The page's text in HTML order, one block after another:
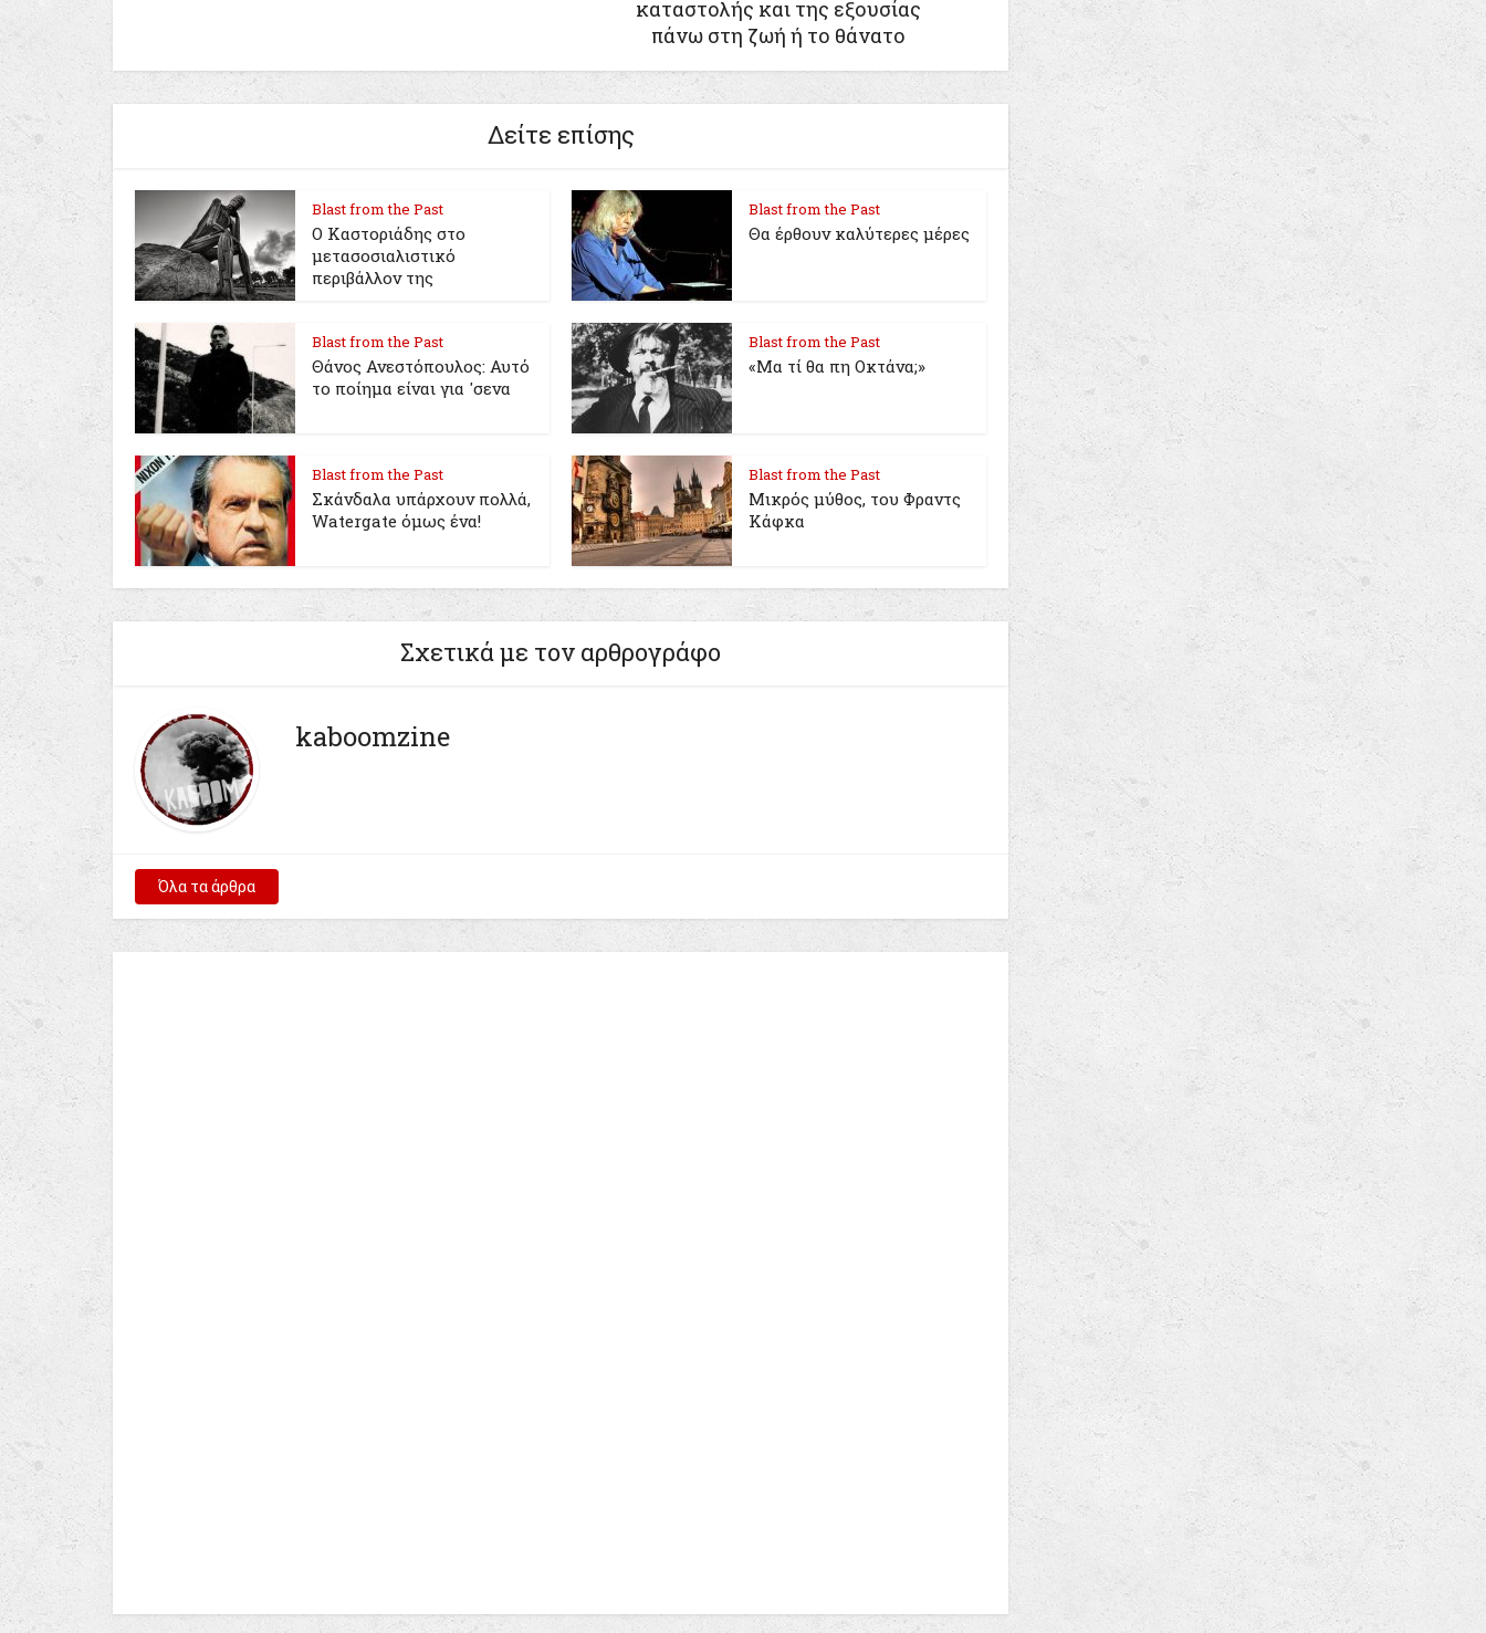
καταστολής και της εξουσίας
πάνω στη ζωή ή το θάνατο
Δείτε επίσης
Blast from the Past
Ο Καστοριάδης στο
μετασοσιαλιστικό
περιβάλλον της
Blast from the Past
Θα έρθουν καλύτερες μέρες
Blast from the Past
Θάνος Ανεστόπουλος: Αυτό
το ποίημα είναι για 'σενα
Blast from the Past
«Μα τί θα πη Οκτάνα;»
Blast from the Past
Σκάνδαλα υπάρχουν πολλά,
Watergate όμως ένα!
Blast from the Past
Μικρός μύθος, του Φραντς
Κάφκα
Σχετικά με τον αρθρογράφο
kaboomzine
Όλα τα άρθρα